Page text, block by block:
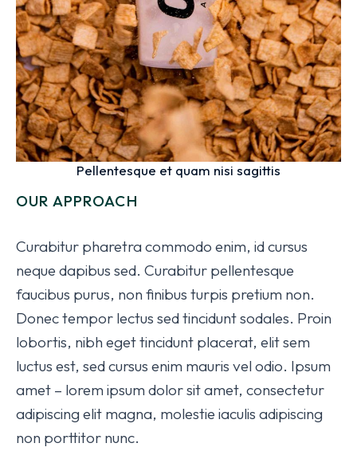
Pellentesque et quam nisi sagittis
OUR APPROACH
Curabitur pharetra commodo enim, id cursus
neque dapibus sed. Curabitur pellentesque
faucibus purus, non finibus turpis pretium non.
Donec tempor lectus sed tincidunt sodales. Proin
lobortis, nibh eget tincidunt placerat, elit sem
luctus est, sed cursus enim mauris vel odio. Ipsum
amet – lorem ipsum dolor sit amet, consectetur
adipiscing elit magna, molestie iaculis adipiscing
non porttitor nunc.